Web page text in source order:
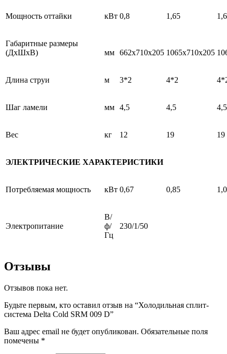
Мощность оттайки кВт 0,8 1,65
Габаритные размеры
(ДхШхВ)
мм 662x710x205 1065x710x205
Длина струи м 3*2 4*2
Шаг ламели мм 4,5 4,5 4,5
Вес кг 12 19 19
ЭЛЕКТРИЧЕСКИЕ ХАРАКТЕРИСТИКИ
Потребляемая мощность кВт 0,67 0,85
Электропитание
В/
ф/
Гц
230/1/50
Отзывы
Отзывов пока нет.
Будьте первым, кто оставил отзыв на “Холодильная сплит-
система Delta Cold SRM 009 D”
Ваш адрес email не будет опубликован. Обязательные поля
помечены *